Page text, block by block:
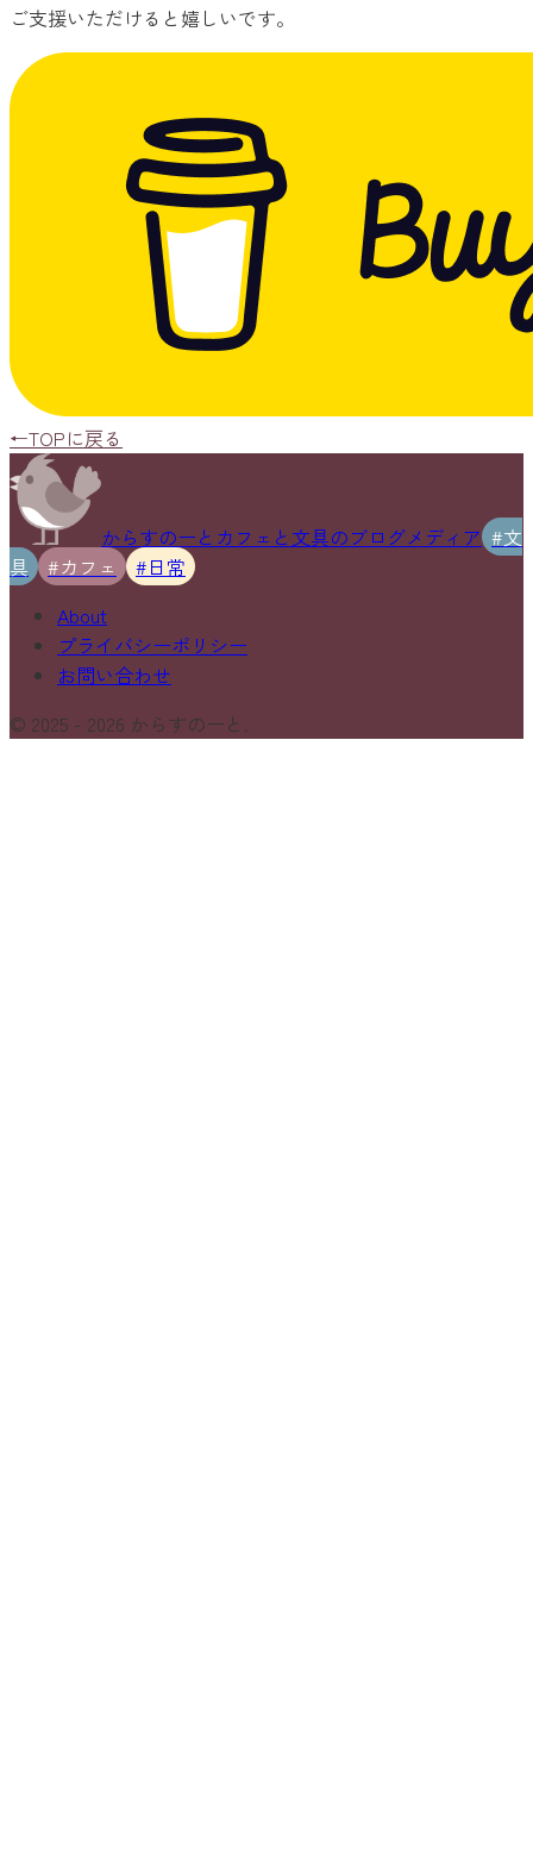
ご支援いただけると嬉しいです。
←TOPに戻る
からすのーと カフェと文具のブログメディア #文
具
#カフェ
#日常
About
プライバシーポリシー
お問い合わせ
© 2025 - 2026 からすのーと.